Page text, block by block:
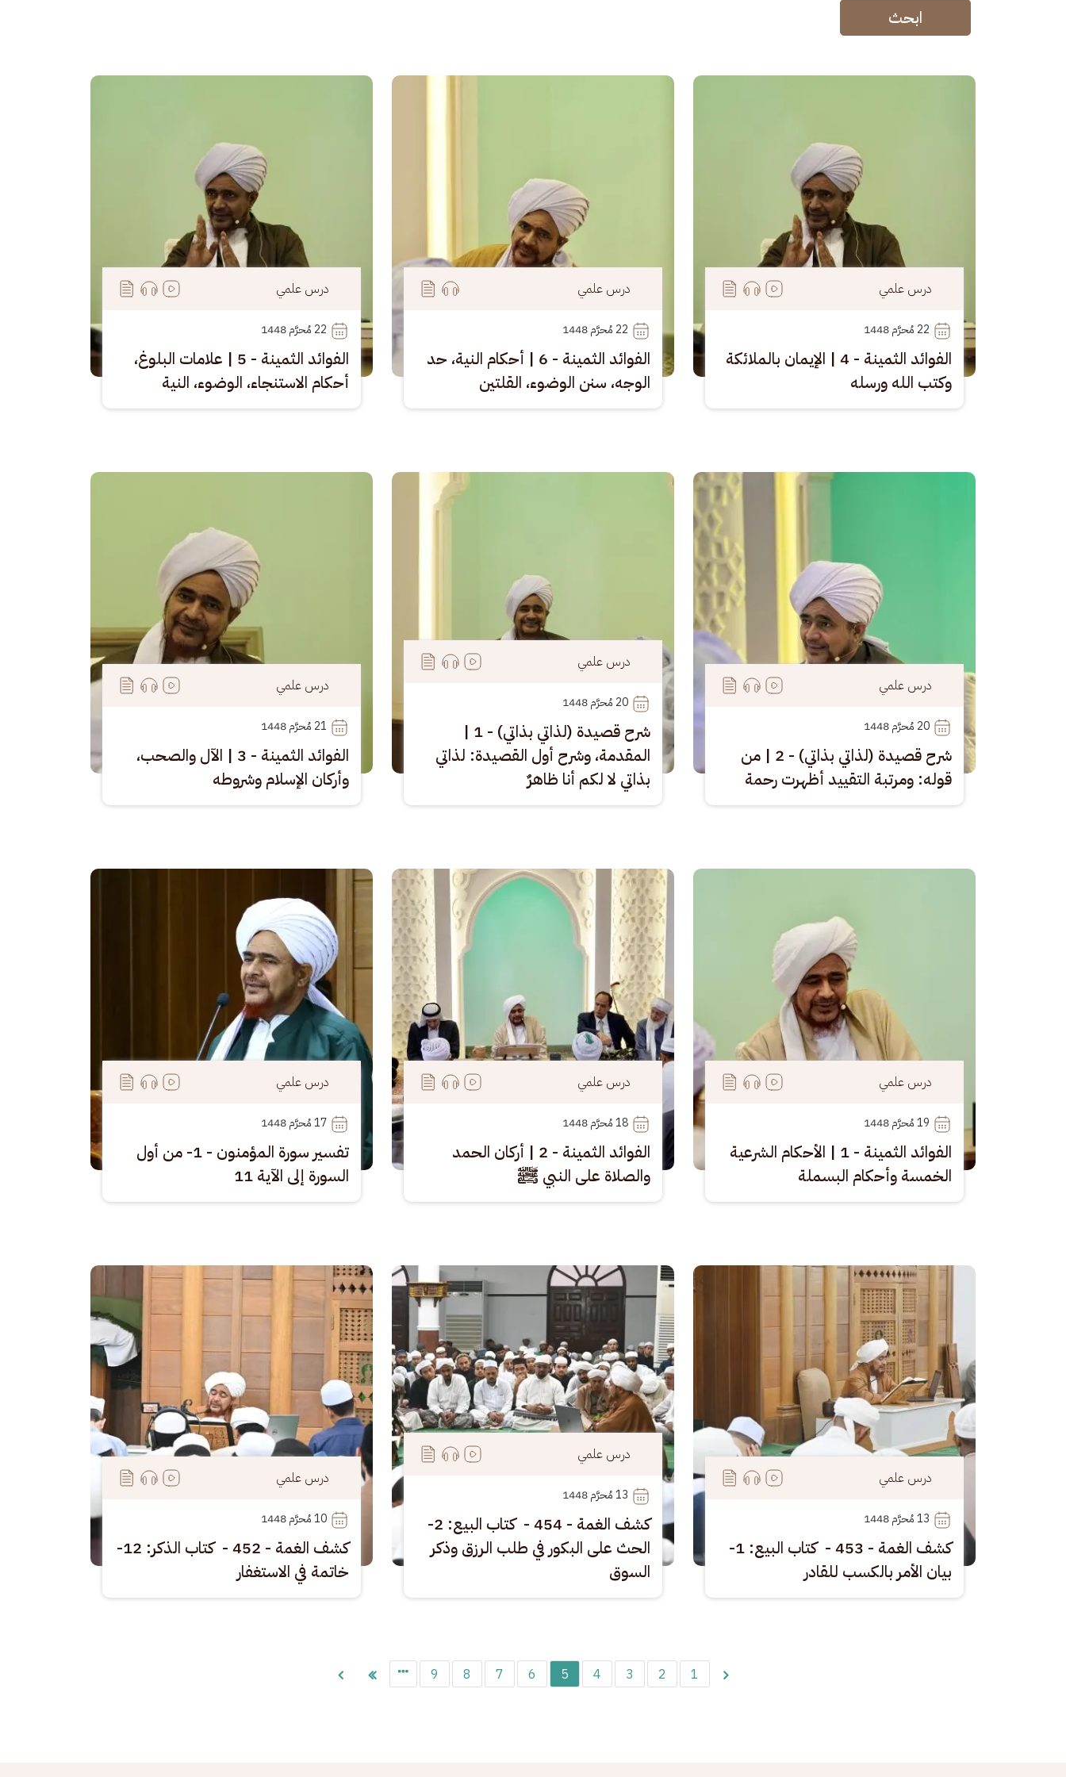
ابحث
الصورة
درس علمي
22
الفوائد الثمينة - 4 | الإيمان بالملائكة
وكتب الله ورسله
الصورة
درس علمي
22
الفوائد الثمينة - 6 | أحكام النية، حد
الوجه، سنن الوضوء، القلتين
الصورة
درس علمي
22
الفوائد الثمينة - 5 | علامات البلوغ ،
أحكام الاستنجاء، الوضوء، النية
الصورة
درس علمي
20
شرح قصيدة (لذاتي بذاتي) - 2 | من
قوله: ومرتبة التقييد أظهرت رحمة
الصورة
درس علمي
20
شرح قصيدة (لذاتي بذاتي) - 1 |
المقدمة، وشرح أول القصيدة: لذاتي
بذاتي لا لكم أنا ظاهرٌ
الصورة
درس علمي
21
الفوائد الثمينة - 3 | الآل والصحب،
وأركان الإسلام وشروطه
الصورة
درس علمي
19
الفوائد الثمينة - 1 | الأحكام الشرعية
الخمسة وأحكام البسملة
الصورة
درس علمي
18
الفوائد الثمينة - 2 | أركان الحمد
والصلاة على النبي ﷺ
الصورة
درس علمي
17
تفسير سورة المؤمنون - 1- من أول
السورة إلى الآية 11
الصورة
درس علمي
13
كشف الغمة - 453 - كتاب البيع: 1-
بيان الأمر بالكسب للقادر
الصورة
درس علمي
13
كشف الغمة - 454 - كتاب البيع: 2-
الحث على البكور في طلب الرزق وذكر
السوق
الصورة
درس علمي
10
كشف الغمة - 452 - كتاب الذكر: 12-
خاتمة في الاستغفار
1
2
3
4
5
6
7
8
9